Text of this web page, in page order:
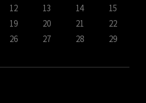
12 13 14
15
19 20 21
22
26 27 28
29